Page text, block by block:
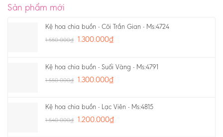
Sản phẩm mới
Kệ hoa chia buồn - Cõi Trần Gian - Ms:4724
1.550.000₫ 1.300.000₫
Kệ hoa chia buồn - Suối Vàng - Ms:4791
1.550.000₫ 1.300.000₫
Kệ hoa chia buồn - Lạc Viên - Ms:4815
1.540.000₫ 1.200.000₫